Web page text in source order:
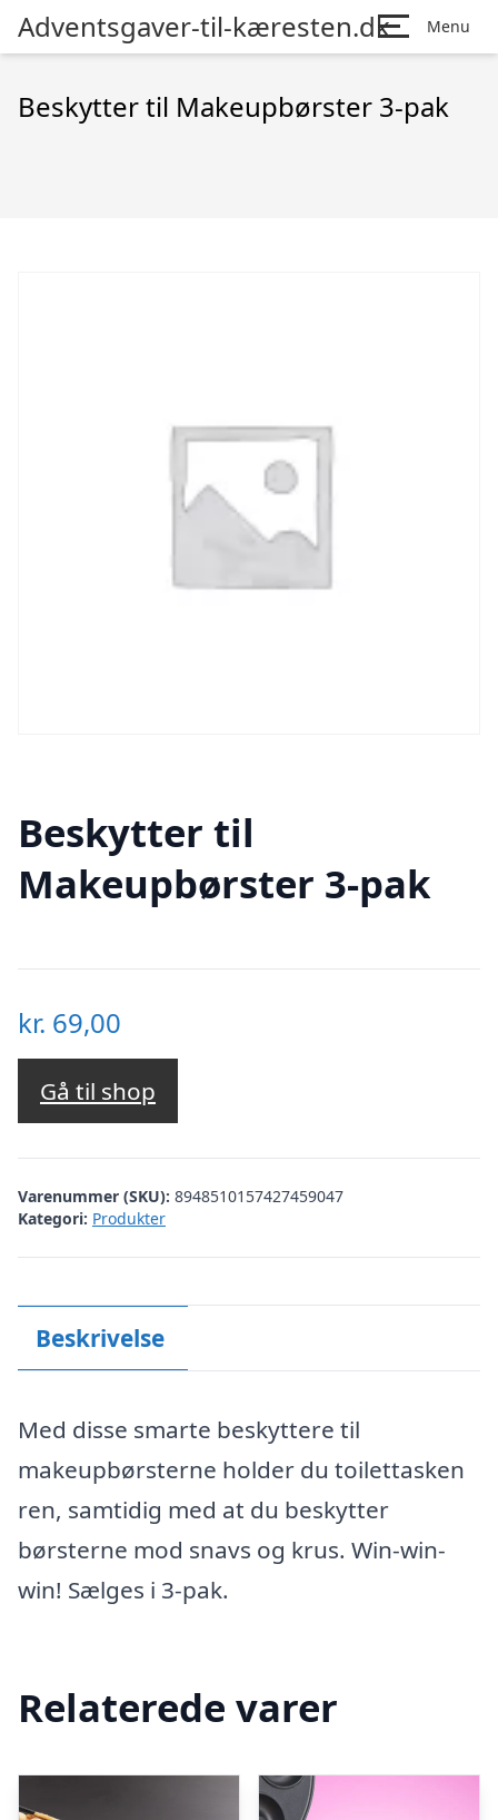
Adventsgaver-til-kæresten.dk Menu
Beskytter til Makeupbørster 3-pak
Beskytter til
Makeupbørster 3-pak
kr. 69,00
Gå til shop
Varenummer (SKU): 8948510157427459047
Kategori: Produkter
Beskrivelse
Med disse smarte beskyttere til
makeupbørsterne holder du toilettasken
ren, samtidig med at du beskytter
børsterne mod snavs og krus. Win-win-
win! Sælges i 3-pak.
Relaterede varer